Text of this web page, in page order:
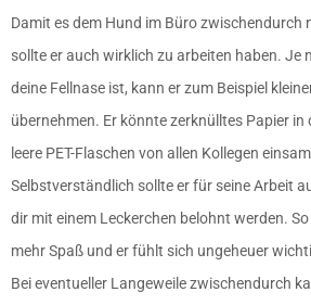
Damit es dem Hund im Büro zwischendurch
sollte er auch wirklich zu arbeiten haben. Je
deine Fellnase ist, kann er zum Beispiel
übernehmen. Er könnte zerknülltes Papier in
leere PET-Flaschen von allen Kollegen
Selbstverständlich sollte er für seine Arbeit
dir mit einem Leckerchen belohnt werden.
mehr Spaß und er fühlt sich ungeheuer
Bei eventueller Langeweile zwischendurch